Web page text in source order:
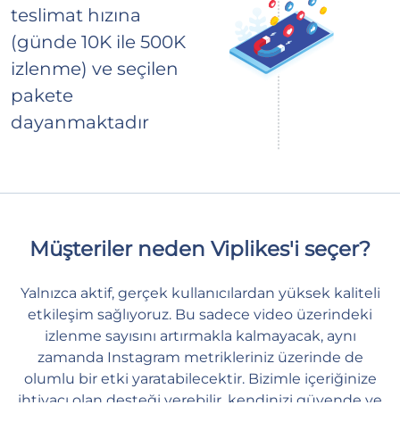
teslimat hızına
(günde 10K ile 500K
izlenme) ve seçilen
pakete
dayanmaktadır
Müşteriler neden Viplikes'i seçer?
Yalnızca aktif, gerçek kullanıcılardan yüksek kaliteli
etkileşim sağlıyoruz. Bu sadece video üzerindeki
izlenme sayısını artırmakla kalmayacak, aynı
zamanda Instagram metrikleriniz üzerinde de
olumlu bir etki yaratabilecektir. Bizimle içeriğinize
ihtiyacı olan desteği verebilir, kendinizi güvende ve